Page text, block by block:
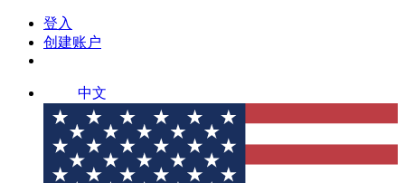
登入
创建账户
中文